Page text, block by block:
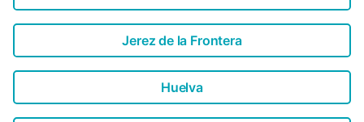
Jerez de la Frontera
Huelva